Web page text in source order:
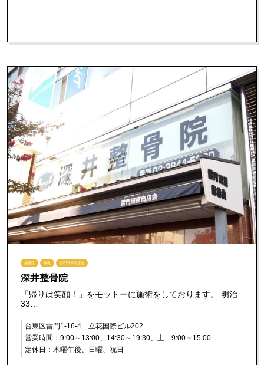
接骨院 鍼灸 雷門田原商店会
深井整骨院
「帰りは笑顔！」をモットーに施術をしております。 明治
33…
台東区雷門1-16-4 立花国際ビル202
営業時間：9:00～13:00、14:30～19:30、土 9:00～15:00
定休日：木曜午後、日曜、祝日